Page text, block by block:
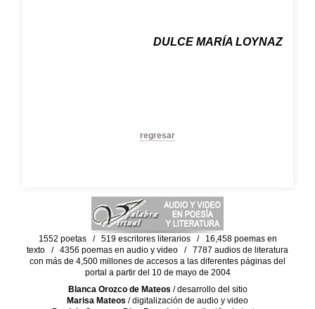
DULCE MARÍA LOYNAZ
regresar
1552 poetas / 519 escritores literarios / 16,458 poemas en
texto / 4356 poemas en audio y video / 7787 audios de literatura
con más de 4,500 millones de accesos a las diferentes páginas del
portal a partir del 10 de mayo de 2004
Blanca Orozco de Mateos / desarrollo del sitio
Marisa Mateos / digitalización de audio y video